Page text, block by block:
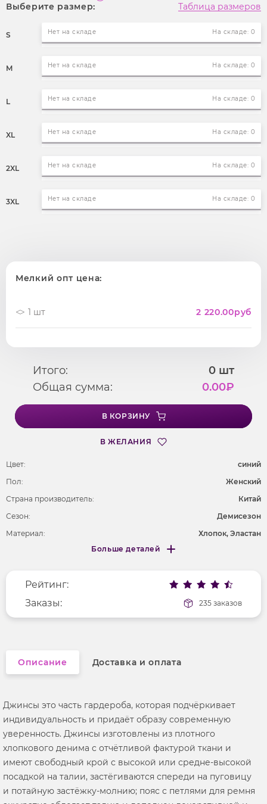
Выберите размер: Таблица размеров
S Нет на складе На складе: 0
M Нет на складе На складе: 0
L Нет на складе На складе: 0
XL Нет на складе На складе: 0
2XL Нет на складе На складе: 0
3XL Нет на складе На складе: 0
Мелкий опт цена:
1 шт 2 220.00руб
Итого: 0 шт
Общая сумма:
0.00₽
В КОРЗИНУ
В ЖЕЛАНИЯ
Цвет:
cиний
Пол:
Женский
Страна производитель:
Китай
Сезон:
Демисезон
Материал:
Хлопок, Эластан
Фактура материала
текстильный
Больше деталей
Меньше деталей
Рейтинг:
Заказы:
235 заказов
Описание Доставка и оплата
Джинсы это часть гардероба, которая подчёркивает
индивидуальность и придаёт образу современную
уверенность. Джинсы изготовлены из плотного
хлопкового денима с отчётливой фактурой ткани и
имеют свободный крой с высокой или средне‑высокой
посадкой на талии, застёгиваются спереди на пуговицу
и потайную застёжку‑молнию; пояс с петлями для ремня